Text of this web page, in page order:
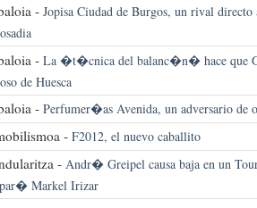
- Jopisa Ciudad de Burgos, un rival
- La �t�cnica del balanc�n� hace que
de Huesca
- Perfumer�as Avenida, un adversario de
- F2012, el nuevo caballito
- Andr� Greipel causa baja en un
Markel Irizar